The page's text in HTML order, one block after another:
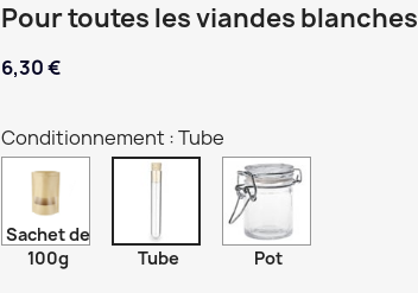
Pour toutes les viandes blanches
6,30 €
Conditionnement : Tube
Sachet de
100g
Tube Pot